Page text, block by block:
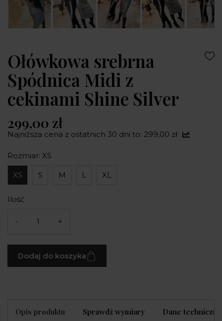
Ołówkowa srebrna
Spódnica Midi z
cekinami Shine Silver
299,00 zł
Najniższa cena z ostatnich 30 dni to: 299,00 zł
Rozmiar: XS
XS S M L XL
Ilość
- +
Dodaj do koszyka
Opis produktu Sprawdź wymiary Dane techniczne